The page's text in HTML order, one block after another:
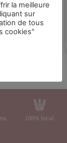
100% local
la meilleure
sur
de tous
cookies"